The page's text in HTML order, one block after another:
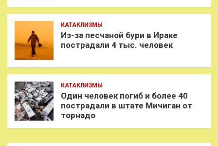
КАТАКЛИЗМЫ
Из-за песчаной бури в Ираке
пострадали 4 тыс. человек
КАТАКЛИЗМЫ
Один человек погиб и более 40
пострадали в штате Мичиган от
торнадо